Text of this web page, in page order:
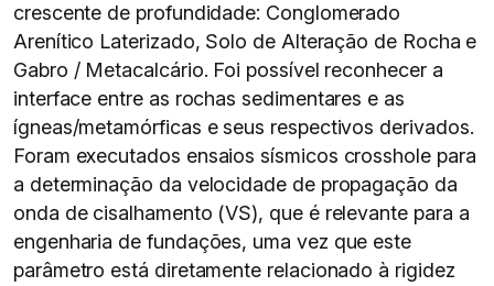
crescente de profundidade: Conglomerado
Arenítico Laterizado, Solo de Alteração de Rocha e
Gabro / Metacalcário. Foi possível reconhecer a
interface entre as rochas sedimentares e as
ígneas/metamórficas e seus respectivos derivados.
Foram executados ensaios sísmicos crosshole para
a determinação da velocidade de propagação da
onda de cisalhamento (VS), que é relevante para a
engenharia de fundações, uma vez que este
parâmetro está diretamente relacionado à rigidez